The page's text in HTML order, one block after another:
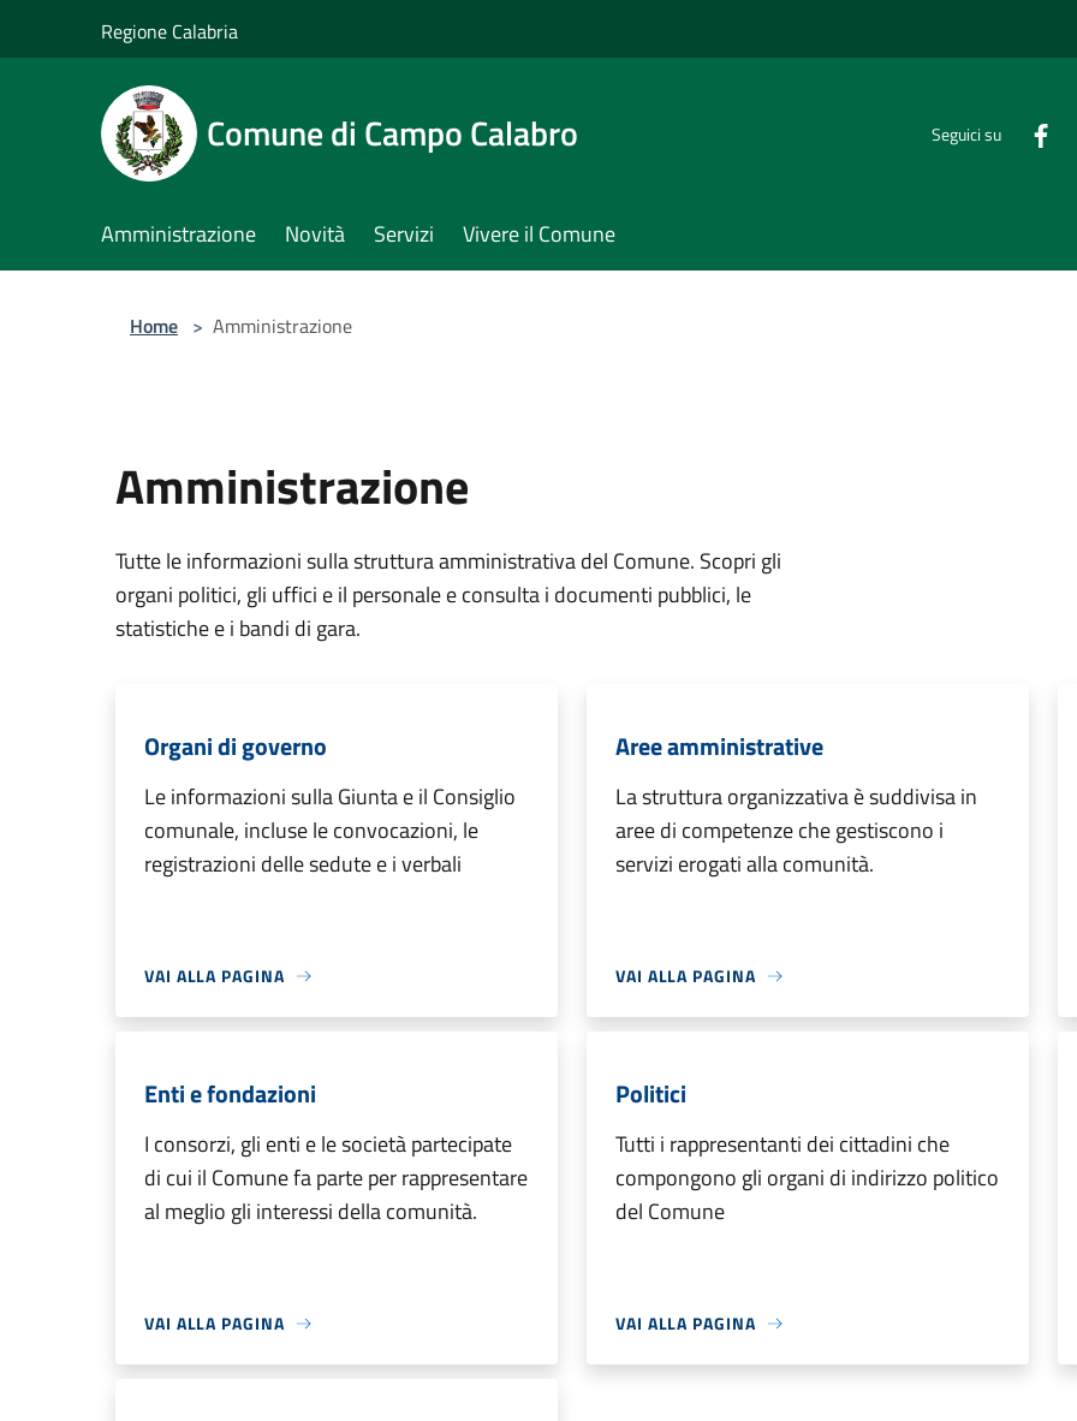
Regione Calabria
Comune di Campo Calabro Seguici su
Amministrazione Novità Servizi Vivere il Comune
Home > Amministrazione
Amministrazione
Tutte le informazioni sulla struttura amministrativa del Comune. Scopri gli
organi politici, gli uffici e il personale e consulta i documenti pubblici, le
statistiche e i bandi di gara.
Organi di governo
Le informazioni sulla Giunta e il Consiglio
comunale, incluse le convocazioni, le
registrazioni delle sedute e i verbali
VAI ALLA PAGINA
Aree amministrative
La struttura organizzativa è suddivisa in
aree di competenze che gestiscono i
servizi erogati alla comunità.
VAI ALLA PAGINA
Enti e fondazioni
I consorzi, gli enti e le società partecipate
di cui il Comune fa parte per rappresentare
al meglio gli interessi della comunità.
VAI ALLA PAGINA
Politici
Tutti i rappresentanti dei cittadini che
compongono gli organi di indirizzo politico
del Comune
VAI ALLA PAGINA